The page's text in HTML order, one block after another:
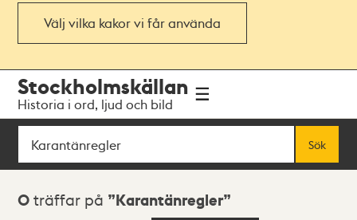
Välj vilka kakor vi får använda
navigationen
huvudinnehållet
Stockholmskällan
Historia i ord, ljud och bild
Sök
Sök
Sökresultat
0 träffar på Karantänregler